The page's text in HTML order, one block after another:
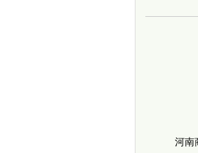
河南商